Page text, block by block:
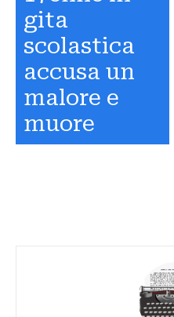
gita
scolastica
accusa un
malore e
muore